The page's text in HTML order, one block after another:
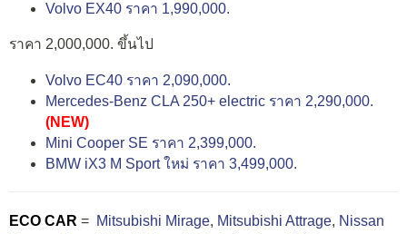
Volvo EX40 ราคา 1,990,000.
ราคา 2,000,000. ขึ้นไป
Volvo EC40 ราคา 2,090,000.
Mercedes-Benz CLA 250+ electric ราคา 2,290,000.
(NEW)
Mini Cooper SE ราคา 2,399,000.
BMW iX3 M Sport ใหม่ ราคา 3,499,000.
ECO CAR = Mitsubishi Mirage, Mitsubishi Attrage, Nissan